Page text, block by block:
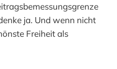
ja. Und wenn nicht
Freiheit als